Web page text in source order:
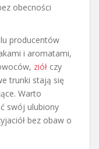
obecności
producentów
i aromatami,
ziół czy
trunki stają się
Warto
swój ulubiony
bez obaw o